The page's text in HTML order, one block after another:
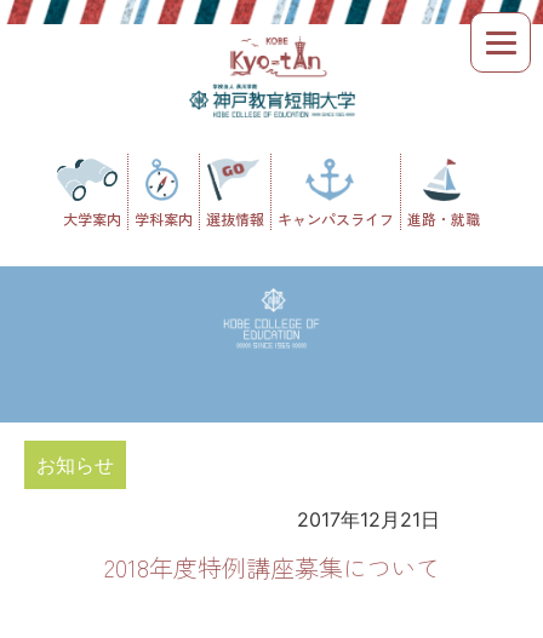
Skip
to
大学案内 学科案内 選抜情報 キャンパスライフ 進路・就職
お知らせ
2017年12月21日
2018年度特例講座募集について